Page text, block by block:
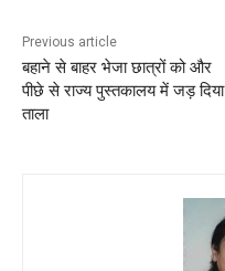
Previous article
बहाने से बाहर भेजा छात्रों को और
पीछे से राज्य पुस्तकालय में जड़ दिया
ताला